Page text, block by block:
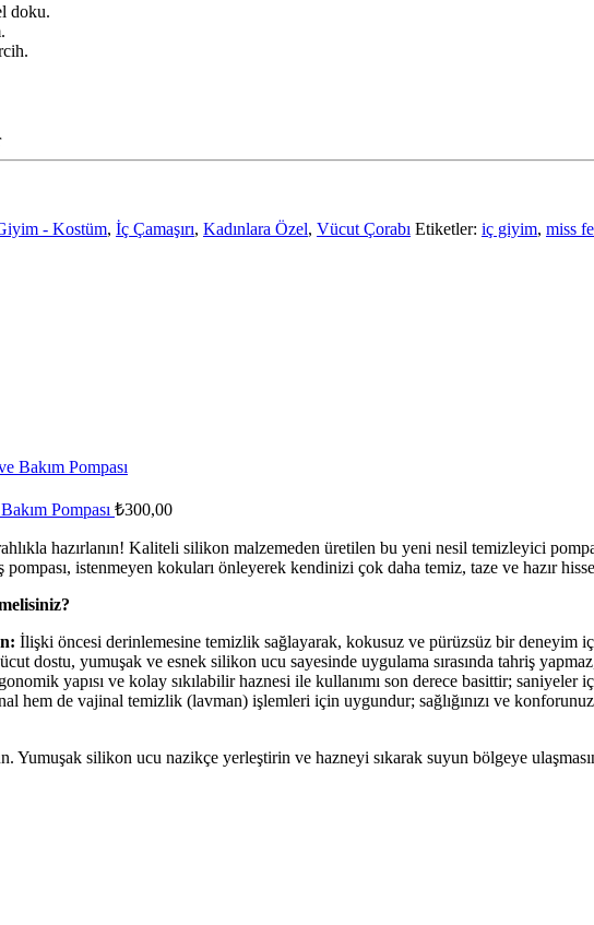
doku.
- Kostüm, İç Çamaşırı, Kadınlara Özel, Vücut Çorabı Etiketler: iç giyim, miss
Pompası ₺300,00
hazırlanın! Kaliteli silikon malzemeden üretilen bu yeni nesil temizleyici
pompası, istenmeyen kokuları önleyerek kendinizi çok daha temiz, taze ve hazır
İlişki öncesi derinlemesine temizlik sağlayarak, kokusuz ve pürüzsüz bir deneyim
dostu, yumuşak ve esnek silikon ucu sayesinde uygulama sırasında tahriş
yapısı ve kolay sıkılabilir haznesi ile kullanımı son derece basittir; saniyeler
hem de vajinal temizlik (lavman) işlemleri için uygundur; sağlığınızı ve
Yumuşak silikon ucu nazikçe yerleştirin ve hazneyi sıkarak suyun bölgeye